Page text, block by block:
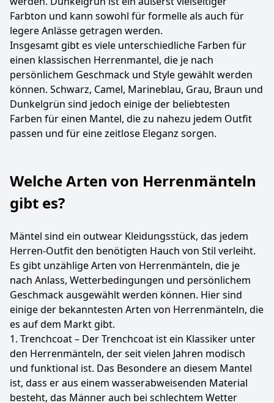
Farbton und kann sowohl für formelle als auch für
legere Anlässe getragen werden.
Insgesamt gibt es viele unterschiedliche Farben für
einen klassischen Herrenmantel, die je nach
persönlichem Geschmack und Style gewählt werden
können. Schwarz, Camel, Marineblau, Grau, Braun und
Dunkelgrün sind jedoch einige der beliebtesten
Farben für einen Mantel, die zu nahezu jedem Outfit
passen und für eine zeitlose Eleganz sorgen.
Welche Arten von Herrenmänteln
gibt es?
Mäntel sind ein outwear Kleidungsstück, das jedem
Herren-Outfit den benötigten Hauch von Stil verleiht.
Es gibt unzählige Arten von Herrenmänteln, die je
nach Anlass, Wetterbedingungen und persönlichem
Geschmack ausgewählt werden können. Hier sind
einige der bekanntesten Arten von Herrenmänteln, die
es auf dem Markt gibt.
1. Trenchcoat – Der Trenchcoat ist ein Klassiker unter
den Herrenmänteln, der seit vielen Jahren modisch
und funktional ist. Das Besondere an diesem Mantel
ist, dass er aus einem wasserabweisenden Material
besteht, das Männer auch bei schlechtem Wetter